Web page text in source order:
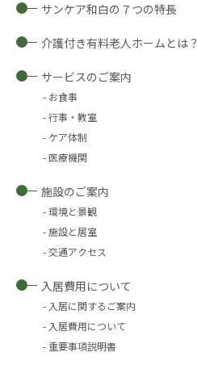
サンケア和白の７つの特長
介護付き有料老人ホームとは？
サービスのご案内
お食事
行事・教室
ケア体制
医療機関
施設のご案内
環境と景観
施設と居室
交通アクセス
入居費用について
入居に関するご案内
入居費用について
重要事項説明書